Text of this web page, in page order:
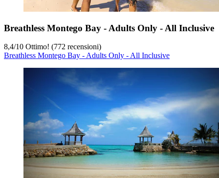
Breathless Montego Bay - Adults Only - All Inclusive
8,4/10 Ottimo! (772 recensioni)
Breathless Montego Bay - Adults Only - All Inclusive